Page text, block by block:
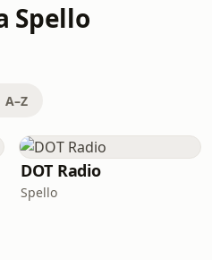
Spello
A–Z
DOT Radio
Spello